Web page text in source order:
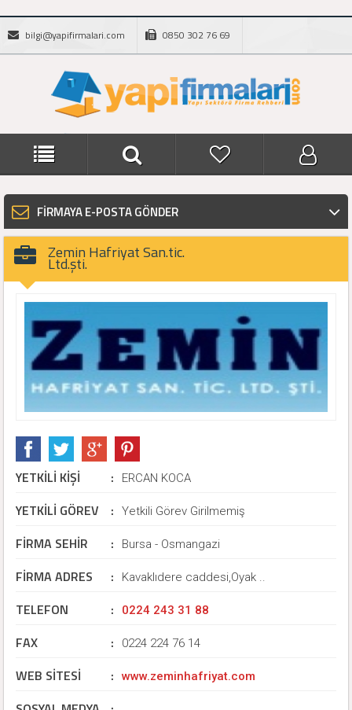
bilgi@yapifirmalari.com 0850 302 76 69
FİRMAYA E-POSTA GÖNDER
Zemin Hafriyat San.tic.
Ltd.şti.
YETKİLİ KİŞİ : ERCAN KOCA
YETKİLİ GÖREV : Yetkili Görev Girilmemiş
FİRMA SEHİR : Bursa - Osmangazi
FİRMA ADRES : Kavaklıdere caddesi,Oyak ..
TELEFON : 0224 243 31 88
FAX : 0224 224 76 14
WEB SİTESİ : www.zeminhafriyat.com